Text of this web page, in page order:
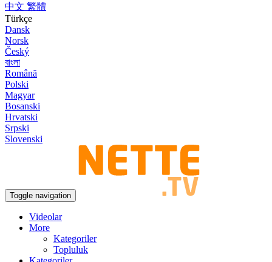
中文 繁體
Türkçe
Dansk
Norsk
Český
বাংলা
Română
Polski
Magyar
Bosanski
Hrvatski
Srpski
Slovenski
Toggle navigation
Videolar
More
Kategoriler
Topluluk